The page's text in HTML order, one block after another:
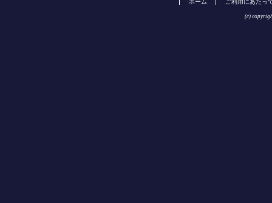
ホーム ご利用にあたっ
(c)